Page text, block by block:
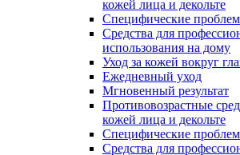
кожей лица и декольте
Специфические
Средства для
использования на дому
Уход за кожей вокруг
Ежедневный уход
Мгновенный результат
Противовозрастные
кожей лица и декольте
Специфические
Средства для